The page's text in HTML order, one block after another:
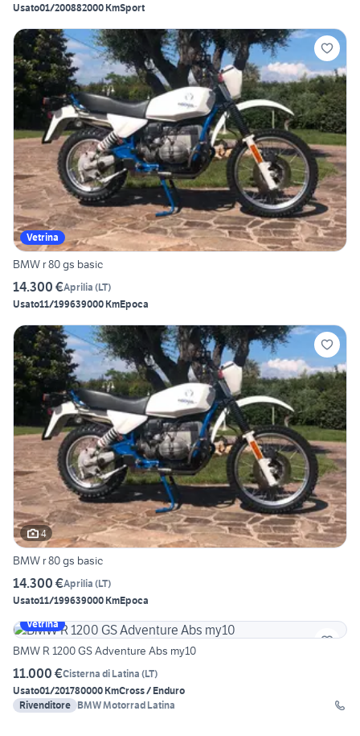
Usato01/200882000 KmSport
Vetrina
BMW r 80 gs basic
14.300 €Aprilia (LT)
Usato11/199639000 KmEpoca
4
BMW r 80 gs basic
14.300 €Aprilia (LT)
Usato11/199639000 KmEpoca
Vetrina
BMW R 1200 GS Adventure Abs my10
11.000 €Cisterna di Latina (LT)
Usato01/201780000 KmCross / Enduro
Rivenditore BMW Motorrad Latina